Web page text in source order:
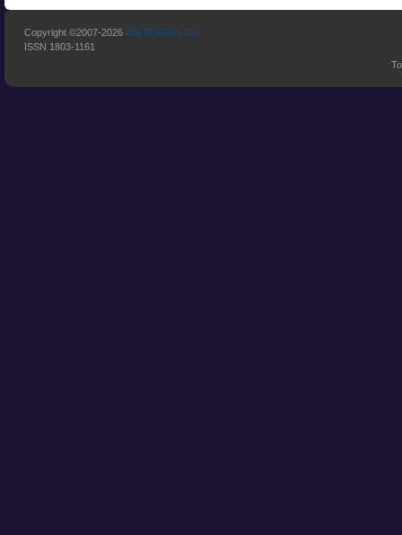
Copyright ©2007-2026 KULTURA21.CZ
ISSN 1803-1161